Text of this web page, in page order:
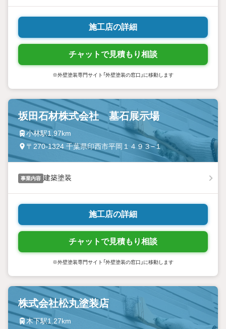
施工店の詳細
チャットで見積もり相談
※外壁塗装専門サイト「外壁塗装の窓口」に移動します
坂田石材株式会社 墓石展示場
小林駅1.97km
〒270-1324 千葉県印西市平岡１４９３−１
事業内容 建築塗装
施工店の詳細
チャットで見積もり相談
※外壁塗装専門サイト「外壁塗装の窓口」に移動します
株式会社松丸塗装店
木下駅1.27km